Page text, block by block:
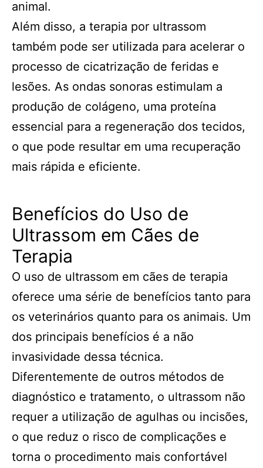
animal.
Além disso, a terapia por ultrassom
também pode ser utilizada para acelerar o
processo de cicatrização de feridas e
lesões. As ondas sonoras estimulam a
produção de colágeno, uma proteína
essencial para a regeneração dos tecidos,
o que pode resultar em uma recuperação
mais rápida e eficiente.
Benefícios do Uso de
Ultrassom em Cães de
Terapia
O uso de ultrassom em cães de terapia
oferece uma série de benefícios tanto para
os veterinários quanto para os animais. Um
dos principais benefícios é a não
invasividade dessa técnica.
Diferentemente de outros métodos de
diagnóstico e tratamento, o ultrassom não
requer a utilização de agulhas ou incisões,
o que reduz o risco de complicações e
torna o procedimento mais confortável